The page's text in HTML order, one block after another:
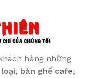
hàng những
, bàn ghế cafe,